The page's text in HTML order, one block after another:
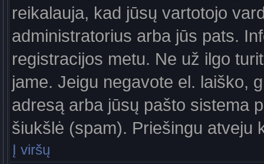
reikalauja, kad jūsų vartotojo
administratorius arba jūs pats.
registracijos metu. Ne už ilgo
jame. Jeigu negavote el. laiško,
adresą arba jūsų pašto sistema
šiukšlė (spam). Priešingu atveju
Į viršų